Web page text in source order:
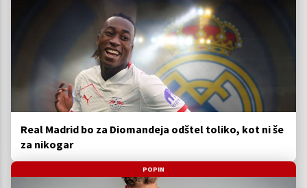
Real Madrid bo za Diomandeja odštel toliko, kot ni še
za nikogar
POPIN